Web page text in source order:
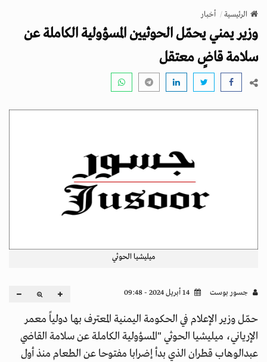
v
g
a
n
الرئيسية أخبار
وزير يمني يحمّل الحوثيين المسؤولية الكاملة عن
سلامة قاضٍ معتقل
ميليشيا الحوثي
جسور بوست
حمّل وزير الإعلام في الحكومة اليمنية المعترف بها دولياً معمر
الإرياني، ميليشيا الحوثي "المسؤولية الكاملة عن سلامة القاضي
عبدالوهاب قطران الذي بدأ إضرابا مفتوحا عن الطعام منذ أول